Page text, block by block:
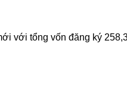
với tổng vốn đăng ký